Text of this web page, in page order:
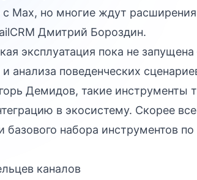
с Max, но многие ждут
Дмитрий Бороздин.
эксплуатация пока не
анализа поведенческих
Демидов, такие инструменты
в экосистему. Скорее
базового набора инструментов
каналов